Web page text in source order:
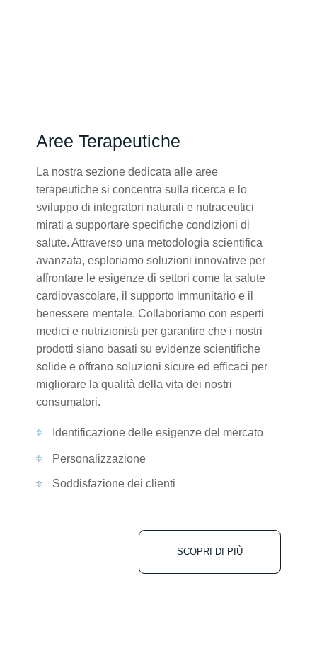
Aree Terapeutiche
La nostra sezione dedicata alle aree
terapeutiche si concentra sulla ricerca e lo
sviluppo di integratori naturali e nutraceutici
mirati a supportare specifiche condizioni di
salute. Attraverso una metodologia scientifica
avanzata, esploriamo soluzioni innovative per
affrontare le esigenze di settori come la salute
cardiovascolare, il supporto immunitario e il
benessere mentale. Collaboriamo con esperti
medici e nutrizionisti per garantire che i nostri
prodotti siano basati su evidenze scientifiche
solide e offrano soluzioni sicure ed efficaci per
migliorare la qualità della vita dei nostri
consumatori.
Identificazione delle esigenze del mercato
Personalizzazione
Soddisfazione dei clienti
SCOPRI DI PIÙ